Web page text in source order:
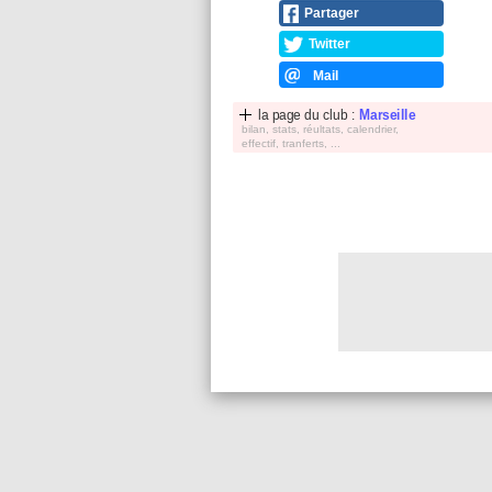
Partager
Twitter
Mail
la page du club : Marseille
bilan, stats, réultats, calendrier,
effectif, tranferts, ...